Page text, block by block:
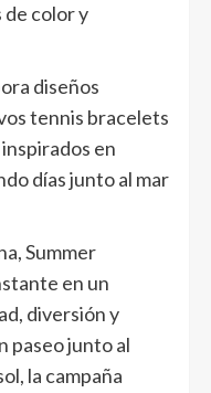
de color y
diseños
tennis bracelets
en
días junto al mar
Summer
en un
diversión y
paseo junto al
la campaña